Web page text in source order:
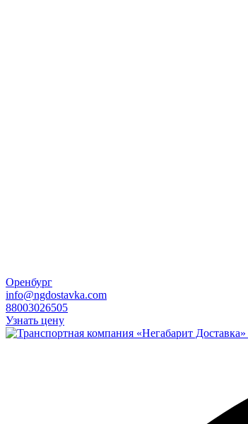
Оренбург
info@ngdostavka.com
88003026505
Узнать цену